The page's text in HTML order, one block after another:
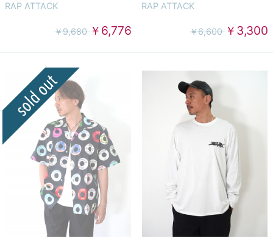
RAP ATTACK
￥9,680￥6,776
RAP ATTACK
￥6,600￥3,300